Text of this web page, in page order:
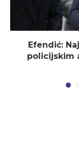
Efendić:
policijskim